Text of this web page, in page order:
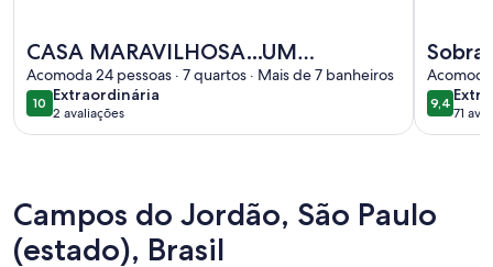
CASA MARAVILHOSA...UM
VERDADEIRO PARAÍSO EM
ITAMAMBUCA
Acomoda 24 pessoas · 7 quartos · Mais de 7 banheiros
1010 de 10
Extraordinária
extraordinária
2 avaliações
(2
na
9,49,4 de
71
(71
Campos do Jordão, São Paulo
(estado), Brasil